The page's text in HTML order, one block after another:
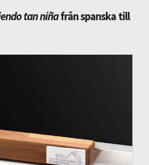
tan niñafrån spanska till